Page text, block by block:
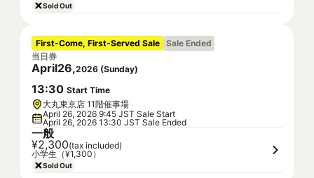
Sold Out
First-Come, First-Served Sale Sale Ended
当日券
April26,2026 (Sunday)
13:30 Start Time
大丸東京店 11階催事場
April 26, 2026 9:45 JST Sale Start
April 26, 2026 13:30 JST Sale Ended
一般
¥2,300(tax included)
小学生（¥1,300）
Sold Out